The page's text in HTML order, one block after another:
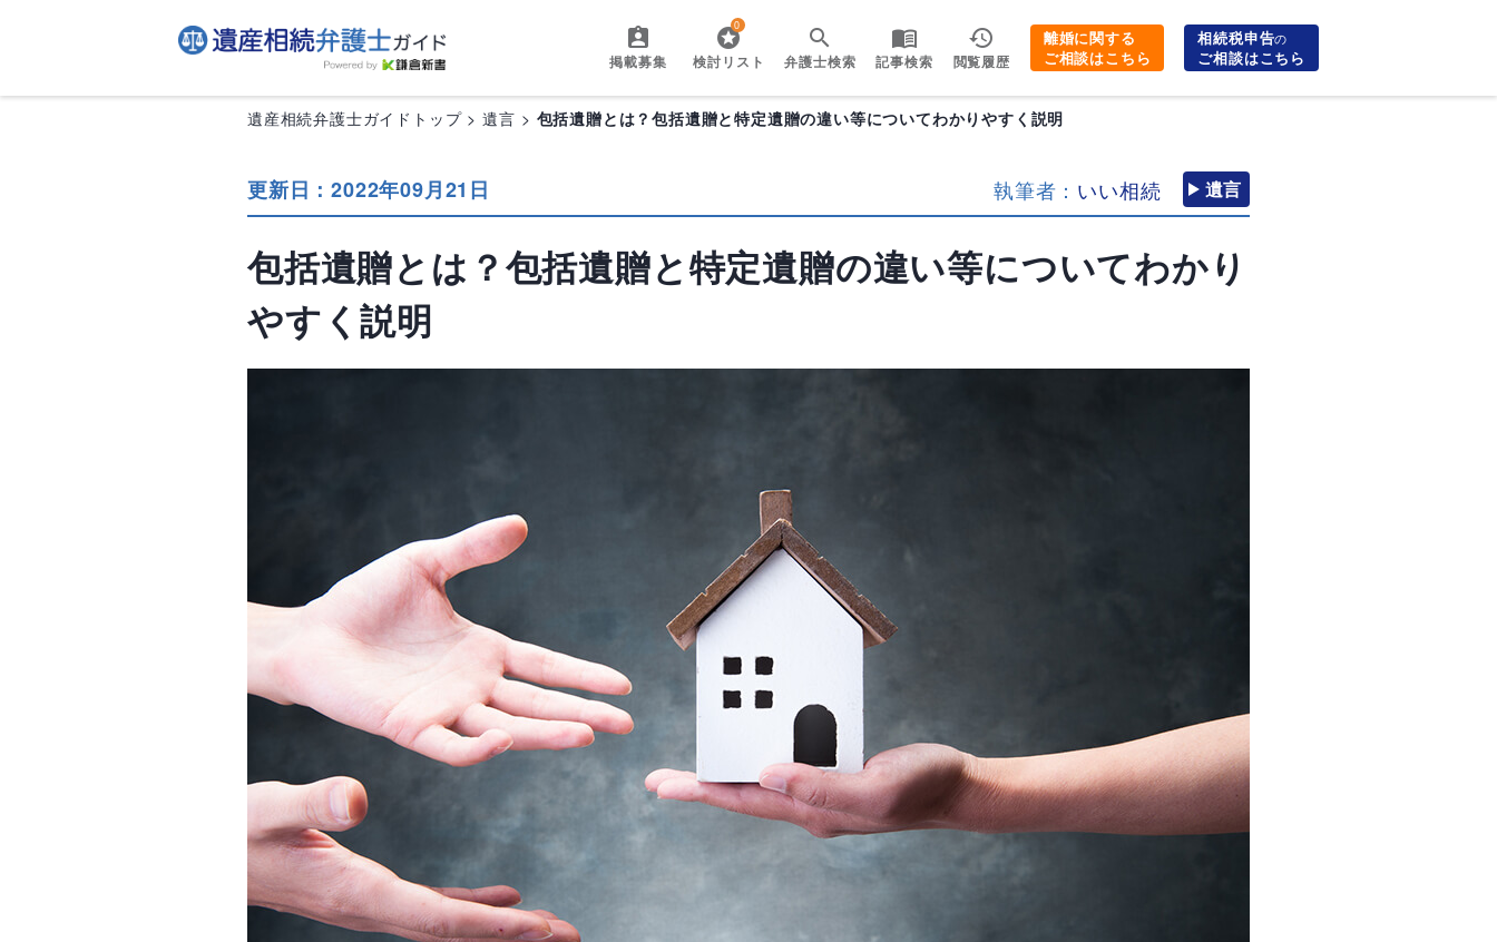
掲載募集
0
検討リスト 弁護士検索 記事検索 閲覧履歴
離婚に関する
ご相談はこちら
相続税申告の
ご相談はこちら
遺産相続弁護士ガイドトップ 遺言 包括遺贈とは？包括遺贈と特定遺贈の違い等についてわかりやすく説明
更新日：2022年09月21日 執筆者： いい相続 遺言
包括遺贈とは？包括遺贈と特定遺贈の違い等についてわかり
やすく説明